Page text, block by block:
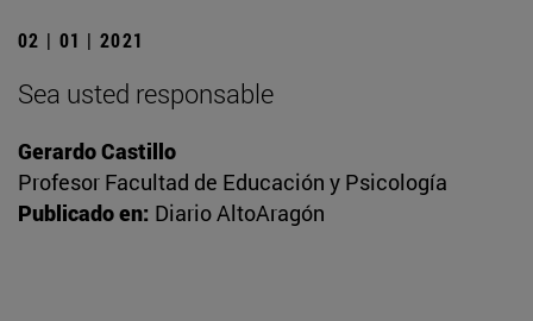
02 | 01 | 2021
Sea usted responsable
Gerardo Castillo
Profesor Facultad de Educación y Psicología
Publicado en: Diario AltoAragón